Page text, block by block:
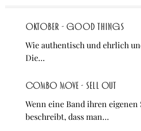
OKTOBER - Good Things
Wie authentisch und ehrlich
Die…
Combo Move - Sell Out
Wenn eine Band ihren
beschreibt, dass man…